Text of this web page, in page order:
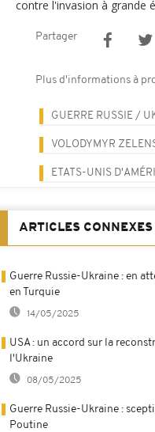
contre l'invasion à grande
Partager
Plus d'informations à
GUERRE RUSSIE /
VOLODYMYR
ETATS-UNIS
ARTICLES CONNEXES
Guerre Russie-Ukraine : en
en Turquie
14/05/2025
USA : un accord sur la
l'Ukraine
08/05/2025
Guerre Russie-Ukraine :
Poutine